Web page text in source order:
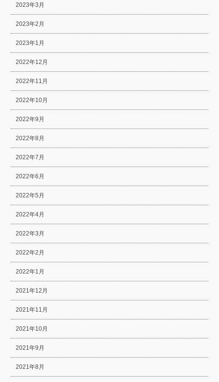
2023年3月
2023年2月
2023年1月
2022年12月
2022年11月
2022年10月
2022年9月
2022年8月
2022年7月
2022年6月
2022年5月
2022年4月
2022年3月
2022年2月
2022年1月
2021年12月
2021年11月
2021年10月
2021年9月
2021年8月